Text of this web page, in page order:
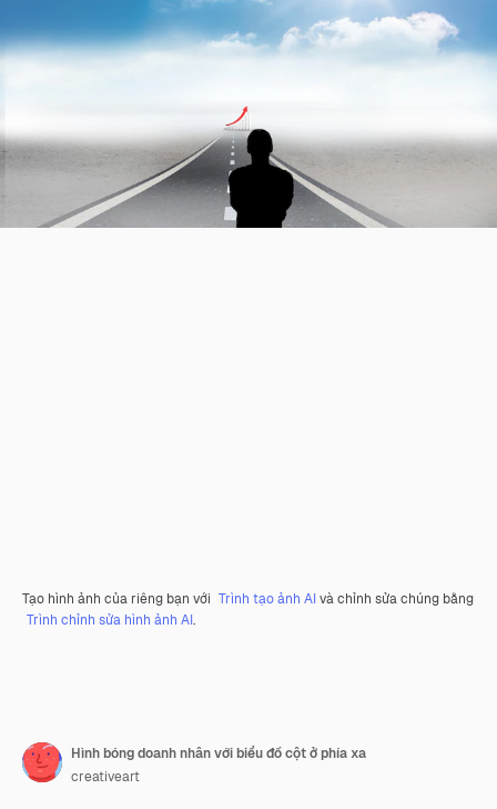
Tạo hình ảnh của riêng bạn với Trình tạo ảnh AIvà chỉnh sửa chúng bằng
Trình chỉnh sửa hình ảnh AI.
Hình bóng doanh nhân với biểu đồ cột ở phía xa
creativeart